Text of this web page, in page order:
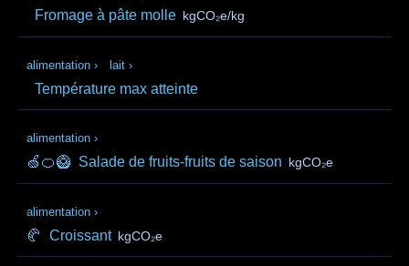
Fromage à pâte molle kgCO₂e/kg
alimentation › lait ›
Température max atteinte
alimentation ›
🍏🍊🥝 Salade de fruits-fruits de saison kgCO₂e
alimentation ›
🥐 Croissant kgCO₂e